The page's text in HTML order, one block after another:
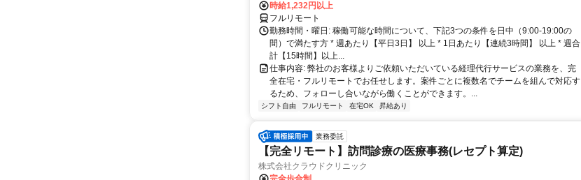
時給1,232円以上
フルリモート
勤務時間・曜日: 稼働可能な時間について、下記3つの条件を日中（9:00-19:00の
間）で満たす方 * 週あたり【平日3日】 以上 * 1日あたり【連続3時間】 以上 * 週合
計【15時間】以上...
仕事内容: 弊社のお客様よりご依頼いただいている経理代行サービスの業務を、完
全在宅・フルリモートでお任せします。案件ごとに複数名でチームを組んで対応す
るため、フォローし合いながら働くことができます。...
シフト自由 フルリモート 在宅OK 昇給あり
業務委託
【完全リモート】訪問診療の医療事務(レセプト算定)
株式会社クラウドクリニック